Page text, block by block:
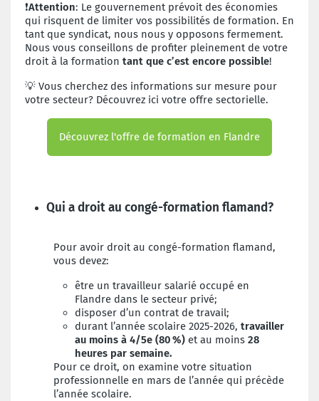
❗Attention: Le gouvernement prévoit des économies
qui risquent de limiter vos possibilités de formation. En
tant que syndicat, nous nous y opposons fermement.
Nous vous conseillons de profiter pleinement de votre
droit à la formation tant que c’est encore possible!
💡 Vous cherchez des informations sur mesure pour
votre secteur? Découvrez ici votre offre sectorielle.
Découvrez l'offre de formation en Flandre
Qui a droit au congé-formation flamand?
Pour avoir droit au congé-formation flamand,
vous devez:
être un travailleur salarié occupé en
Flandre dans le secteur privé;
disposer d’un contrat de travail;
durant l’année scolaire 2025-2026, travailler
au moins à 4/5e (80 %) et au moins 28
heures par semaine.
Pour ce droit, on examine votre situation
professionnelle en mars de l’année qui précède
l’année scolaire.